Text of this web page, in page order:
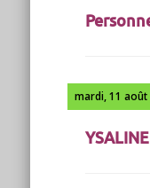
mardi, 11 août
YSALINE